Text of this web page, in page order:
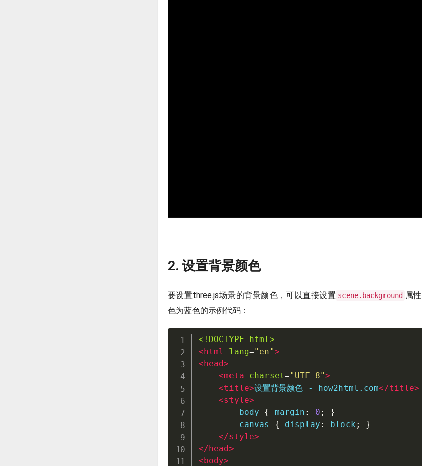
2. 设置背景颜色
要设置three.js场景的背景颜色，可以直接设置 scene.background 属
色为蓝色的示例代码：
<!DOCTYPE html>
<html lang=" en">
<head>
<meta charset=" UTF-8">
<title>设置背景颜色 - how2html.com</title>
<style>
        body
{ margin : 0 ;
}
        canvas
{ display : block ;
}
</style>
</head>
<body>